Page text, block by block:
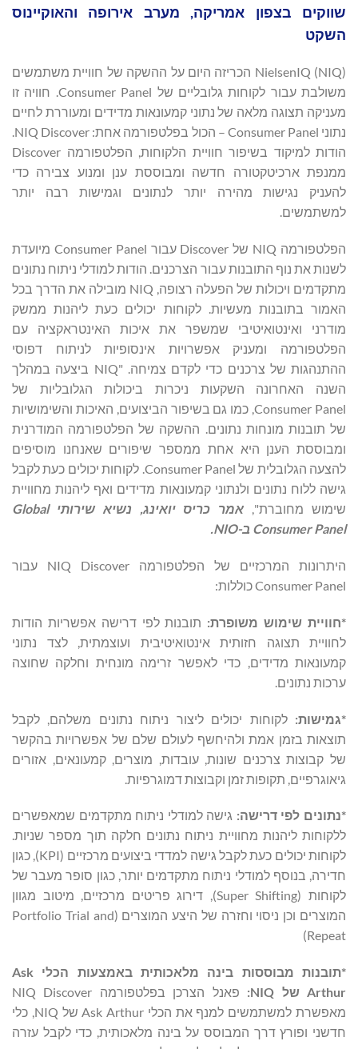
שווקים בצפון אמריקה, מערב אירופה והאוקיינוס
השקט
NielsenIQ (NIQ) הכריזה היום על ההשקה של חוויית משתמשים
משולבת עבור לקוחות גלובליים של Consumer Panel. חוויה זו
מעניקה תצוגה מלאה של נתוני קמעונאות מדידים ומעוררת לחיים
נתוני Consumer Panel – הכול בפלטפורמה אחת: NIQ Discover.
הודות למיקוד בשיפור חוויית הלקוחות, הפלטפורמה Discover
ממנפת ארכיטקטורה חדשה ומבוססת ענן ומנוע צבירה כדי
להעניק נגישות מהירה יותר לנתונים וגמישות רבה יותר
למשתמשים.
הפלטפורמה NIQ של Discover עבור Consumer Panel מיועדת
לשנות את נוף התובנות עבור הצרכנים. הודות למודלי ניתוח נתונים
מתקדמים ויכולות של הפעלה רצופה, NIQ מובילה את הדרך בכל
האמור בתובנות מעשיות. לקוחות יכולים כעת ליהנות ממשק
מודרני ואינטואיטיבי שמשפר את איכות האינטראקציה עם
הפלטפורמה ומעניק אפשרויות אינסופיות לניתוח דפוסי
ההתנהגות של צרכנים כדי לקדם צמיחה. "NIQ ביצעה במהלך
השנה האחרונה השקעות ניכרות ביכולות הגלובליות של
Consumer Panel, כמו גם בשיפור הביצועים, האיכות והשימושיות
של תובנות מונחות נתונים. ההשקה של הפלטפורמה המודרנית
ומבוססת הענן היא אחת ממספר שיפורים שאנחנו מוסיפים
להצעה הגלובלית של Consumer Panel. לקוחות יכולים כעת לקבל
גישה ללוח נתונים ולנתוני קמעונאות מדידים ואף ליהנות מחוויית
שימוש מחוברת", אמר כריס יואינג, נשיא שירותיGlobal
Consumer Panel ב-NIO
.
היתרונות המרכזיים של הפלטפורמה NIQ Discover עבור
Consumer Panel כוללות:
*חוויית שימוש משופרת: תובנות לפי דרישה אפשריות הודות
לחוויית תצוגה חזותית אינטואיטיבית ועוצמתית, לצד נתוני
קמעונאות מדידים, כדי לאפשר זרימה מונחית וחלקה שחוצה
ערכות נתונים.
*גמישות: לקוחות יכולים ליצור ניתוח נתונים משלהם, לקבל
תוצאות בזמן אמת ולהיחשף לעולם שלם של אפשרויות בהקשר
של קבוצות צרכנים שונות, עובדות, מוצרים, קמעונאים, אזורים
גיאוגרפיים, תקופות זמן וקבוצות דמוגרפיות.
*נתונים לפי דרישה: גישה למודלי ניתוח מתקדמים שמאפשרים
ללקוחות ליהנות מחוויית ניתוח נתונים חלקה תוך מספר שניות.
לקוחות יכולים כעת לקבל גישה למדדי ביצועים מרכזיים (KPI), כגון
חדירה, בנוסף למודלי ניתוח מתקדמים יותר, כגון סופר מעבר של
לקוחות (Super Shifting), דירוג פריטים מרכזיים, מיטוב מגוון
המוצרים וכן ניסוי וחזרה של היצע המוצרים (Portfolio Trial and
Repeat)
*תובנות מבוססות בינה מלאכותית באמצעות הכלי Ask
Arthurשל NIQ
:
פאנל הצרכן בפלטפורמה NIQ Discover
מאפשרת למשתמשים למנף את הכלי Ask Arthur של NIQ, כלי
חדשני ופורץ דרך המבוסס על בינה מלאכותית, כדי לקבל עזרה